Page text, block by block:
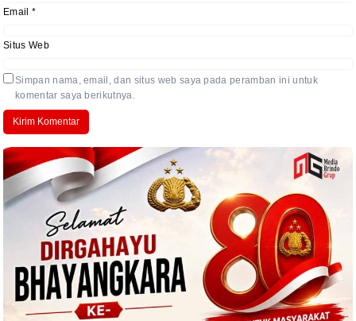
Email *
Situs Web
Simpan nama, email, dan situs web saya pada peramban ini untuk
komentar saya berikutnya.